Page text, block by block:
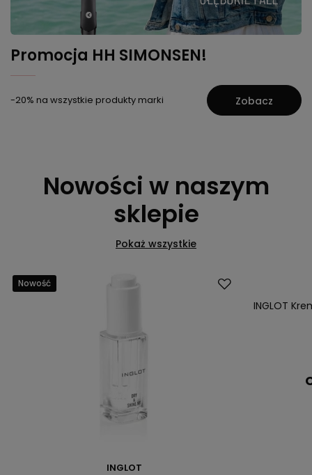
Promocja HH SIMONSEN!
-20% na wszystkie produkty marki Zobacz
Nowości w naszym
sklepie
Pokaż wszystkie
Nowość
INGLOT
INGLOT